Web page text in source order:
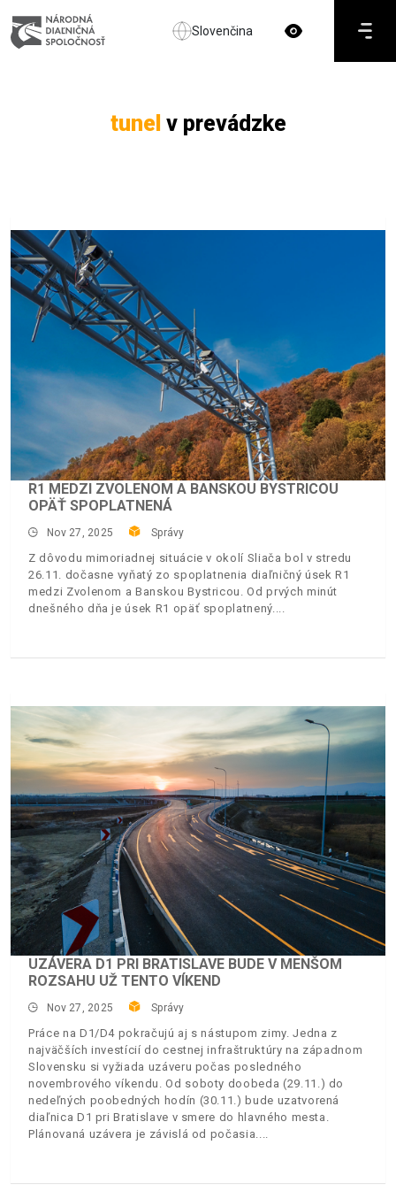
Slovenčina
tunel v prevádzke
R1 MEDZI ZVOLENOM A BANSKOU BYSTRICOU
OPÄŤ SPOPLATNENÁ
Nov 27, 2025 Správy
Z dôvodu mimoriadnej situácie v okolí Sliača bol v stredu
26.11. dočasne vyňatý zo spoplatnenia diaľničný úsek R1
medzi Zvolenom a Banskou Bystricou. Od prvých minút
dnešného dňa je úsek R1 opäť spoplatnený.
UZÁVERA D1 PRI BRATISLAVE BUDE V MENŠOM
ROZSAHU UŽ TENTO VÍKEND
Nov 27, 2025 Správy
Práce na D1/D4 pokračujú aj s nástupom zimy. Jedna z
najväčších investícií do cestnej infraštruktúry na západnom
Slovensku si vyžiada uzáveru počas posledného
novembrového víkendu. Od soboty doobeda (29.11.) do
nedeľných poobedných hodín (30.11.) bude uzatvorená
diaľnica D1 pri Bratislave v smere do hlavného mesta.
Plánovaná uzávera je závislá od počasia.